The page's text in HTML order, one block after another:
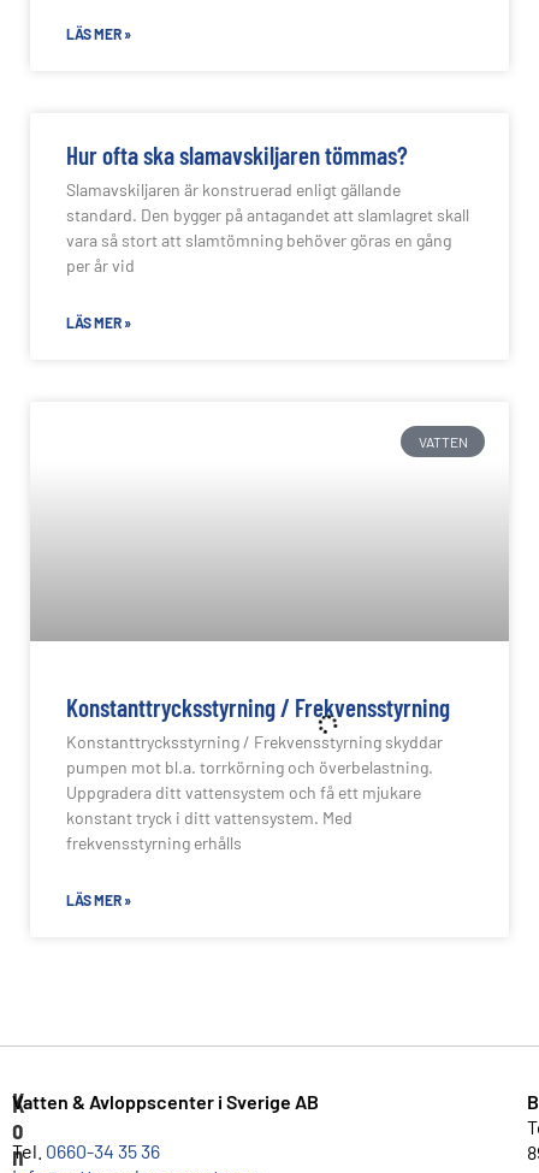
LÄS MER »
Hur ofta ska slamavskiljaren tömmas?
Slamavskiljaren är konstruerad enligt gällande
standard. Den bygger på antagandet att slamlagret skall
vara så stort att slamtömning behöver göras en gång
per år vid
LÄS MER »
VATTEN
Konstanttrycksstyrning / Frekvensstyrning
Konstanttrycksstyrning / Frekvensstyrning skyddar
pumpen mot bl.a. torrkörning och överbelastning.
Uppgradera ditt vattensystem och få ett mjukare
konstant tryck i ditt vattensystem. Med
frekvensstyrning erhålls
LÄS MER »
K
o
n
Vatten & Avloppscenter i Sverige AB
Tel. 0660-34 35 36